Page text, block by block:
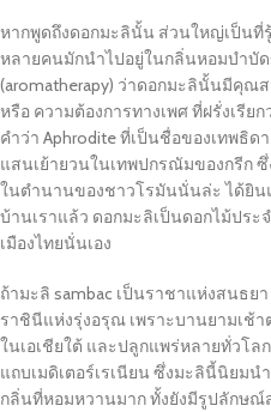
หากพูดถึงดอกมะลินั้น ส่วนใหญ่เป็น
หลายคนมักนำไปอยู่ในกลิ่นหอมบำบัด
(aromatherapy) ว่าดอกมะลินั้นมีคุ
หรือ ความต้องการทางเพศ ที่ฝรั่งเรีย
คำว่า Aphrodite ที่เป็นชื่อของเทพธิ
แสนเย้ายวนในเทพปกรณัมของกรีก ซึ่
ในตำนานของชาวโรมันนั่นล่ะ ได้ยิน
บ้านเราแล้ว ดอกมะลิเป็นดอกไม้ปร
เมืองไทยนั่นเอง
ถ้ามะลิ sambac เป็นราชาแห่งสนธย
ราชินีแห่งรุ่งอรุณ เพราะบานยามเช้า
ในเอเชียใต้ และปลูกแพร่หลายทั่วโ
แถบเมดิเตอร์เรเนียน ซึ่งมะลินี้นิยม
กลิ่นที่หอมหวานมาก ทั้งยังมีรูปลักษณ์